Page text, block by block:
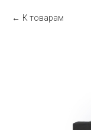
К товарам